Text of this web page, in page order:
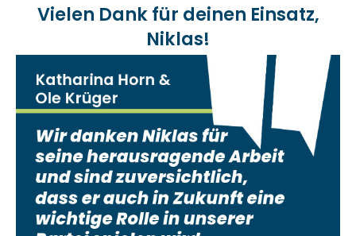
Vielen Dank für deinen Einsatz,
Niklas!